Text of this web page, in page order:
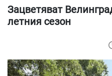
Зацветяват
летния сезон